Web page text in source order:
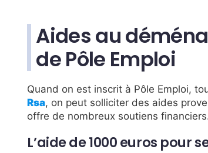
Aides au
de Pôle Emploi
Quand on est inscrit à Pôle Emploi,
Rsa, on peut solliciter des aides
offre de nombreux soutiens
L’aide de 1000 euros pour